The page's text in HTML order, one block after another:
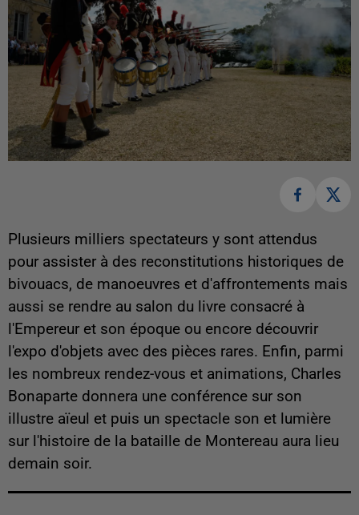
Plusieurs milliers spectateurs y sont attendus
pour assister à des reconstitutions historiques de
bivouacs, de manoeuvres et d'affrontements mais
aussi se rendre au salon du livre consacré à
l'Empereur et son époque ou encore découvrir
l'expo d'objets avec des pièces rares. Enfin, parmi
les nombreux rendez-vous et animations, Charles
Bonaparte donnera une conférence sur son
illustre aïeul et puis un spectacle son et lumière
sur l'histoire de la bataille de Montereau aura lieu
demain soir.